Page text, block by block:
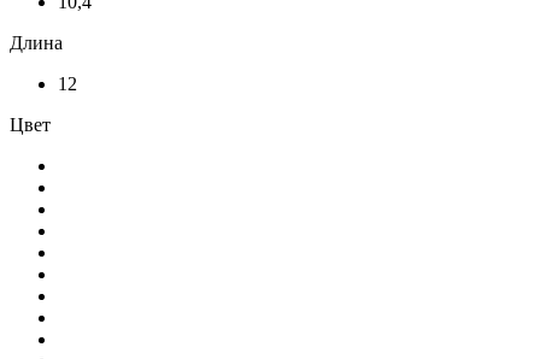
Длина
12
Цвет